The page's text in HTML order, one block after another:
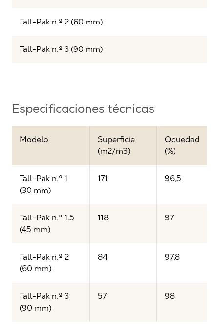
Tall-Pak n.º 2 (60 mm)
Tall-Pak n.º 3 (90 mm)
Especificaciones técnicas
Modelo
Superficie
(m2/m3)
Oquedad
(%)
Tall-Pak n.º 1
(30 mm)
171 96,5
Tall-Pak n.º 1.5
(45 mm)
118 97
Tall-Pak n.º 2
(60 mm)
84 97,8
Tall-Pak n.º 3
(90 mm)
57 98